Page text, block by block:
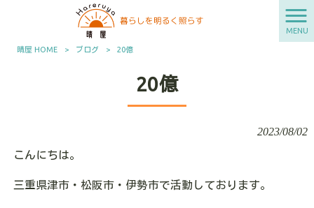
MENU
晴屋 HOME > ブログ > 20億
20億
2023/08/02
こんにちは。
三重県津市・松阪市・伊勢市で活動しております。